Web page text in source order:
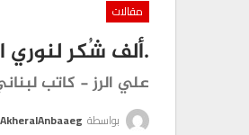
مقالات
.ألف شُكر لنوري
علي الرز - كاتب
بواسطة AkheralAnbaaeg